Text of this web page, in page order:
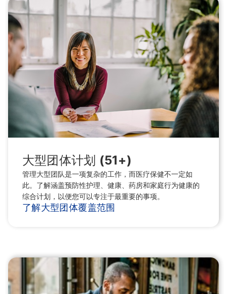
大型团体计划 (51+)
管理大型团队是一项复杂的工作，而医疗保健不一定如
此。了解涵盖预防性护理、健康、药房和家庭行为健康的
综合计划，以便您可以专注于最重要的事项。
了解大型团体覆盖范围